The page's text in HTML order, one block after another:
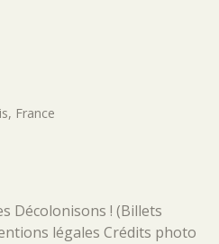
, France
Décolonisons ! (Billets
légales Crédits photo